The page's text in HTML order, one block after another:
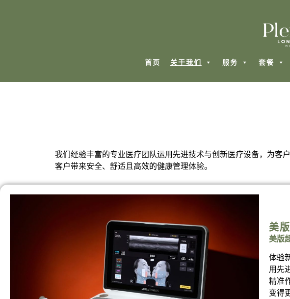
首页 关于我们 服务 套餐
我们经验丰富的专业医疗团队运用先进技术与创新医疗设备，为客
客户带来安全、舒适且高效的健康管理体验。
美
美版
体验
用先
精准
变得